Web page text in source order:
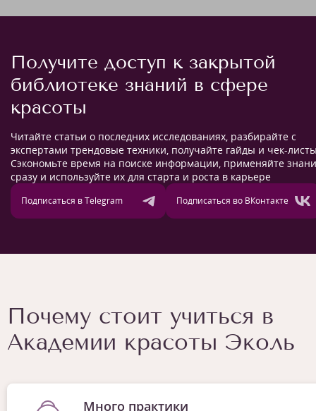
Получите доступ к закрытой
библиотеке знаний в сфере
красоты
Читайте статьи о последних исследованиях, разбирайте с
экспертами трендовые техники, получайте гайды и чек-
Сэкономьте время на поиске информации, применяйте
сразу и используйте их для старта и роста в карьере
Подписаться в Telegram Подписаться во ВКонтакте
Почему стоит учиться в
Академии красоты Эколь
Много практики